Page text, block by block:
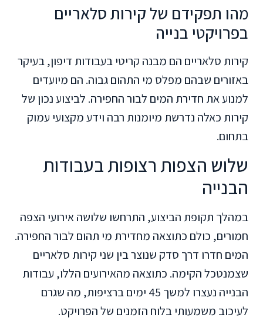
מהו תפקידם של קירות סלאריים
בפרויקטי בנייה
קירות סלאריים הם מבנה קריטי בעבודות דיפון, בעיקר
באזורים שבהם מפלס מי התהום גבוה. הם מיועדים
למנוע את חדירת המים לבור החפירה. לביצוע נכון של
קירות כאלה נדרשת מיומנות רבה וידע מקצועי עמוק
בתחום.
שלוש הצפות רצופות בעבודות
הבנייה
במהלך תקופת הביצוע, התרחשו שלושה אירועי הצפה
חמורים, כולם כתוצאה מחדירת מי תהום לבור החפירה.
המים חדרו דרך סדק שנוצר בין שני קירות סלאריים
שצמנטכל הקימה. כתוצאה מהאירועים הללו, עבודות
הבנייה נעצרו למשך 45 ימים ברציפות, מה שגרם
לעיכוב משמעותי בלוח הזמנים של הפרויקט.